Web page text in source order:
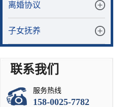
离婚协议
子女抚养
联系我们
服务热线
158-0025-7782